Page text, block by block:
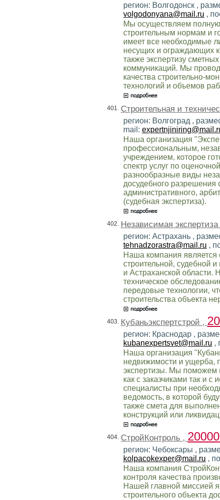
регион: Волгодонск ,
volgodonyana@mail.ru ,
Мы осуществляем полную
строительным нормам и
имеет все необходимые
несущих и ограждающих
также экспертизу
коммуникаций. Мы
качества строительно-
технологий и объемов
401. Строительная и
регион: Волгоград ,
mail:
Наша организация
профессиональным,
учреждением, которое
спектр услуг по
разнообразные виды
досудебного разрешения
административного,
(судебная экспертиза).
402. Независимая
регион: Астрахань ,
tehnadzorastra@mail.ru ,
Наша компания является
строительной, судебной
и Астраханской
техническое
передовые технологии,
строительства объекта
403. Кубаньэкспертстрой ,
регион: Краснодар ,
kubanexpertsvet@mail.ru ,
Наша организация
недвижимости и ущерба,
экспертизы. Мы поможем
как с заказчиками так и
специалисты при
ведомость, в которой
также смета для
конструкций или
404. СтройКонтроль ,
регион: Чебоксары ,
kolpacokexper@mail.ru ,
Наша компания
контроля качества
Нашей главной миссией
строительного объекта